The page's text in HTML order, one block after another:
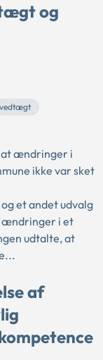
og
at ændringer i
ikke var sket
et andet udvalg
ændringer i et
udtalte, at
af